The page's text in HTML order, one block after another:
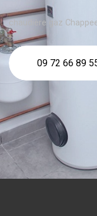
chaudière gaz
09 72 66 89